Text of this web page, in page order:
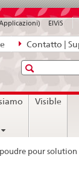
Contatto |
ElViS
Ricerca
Visible
pour